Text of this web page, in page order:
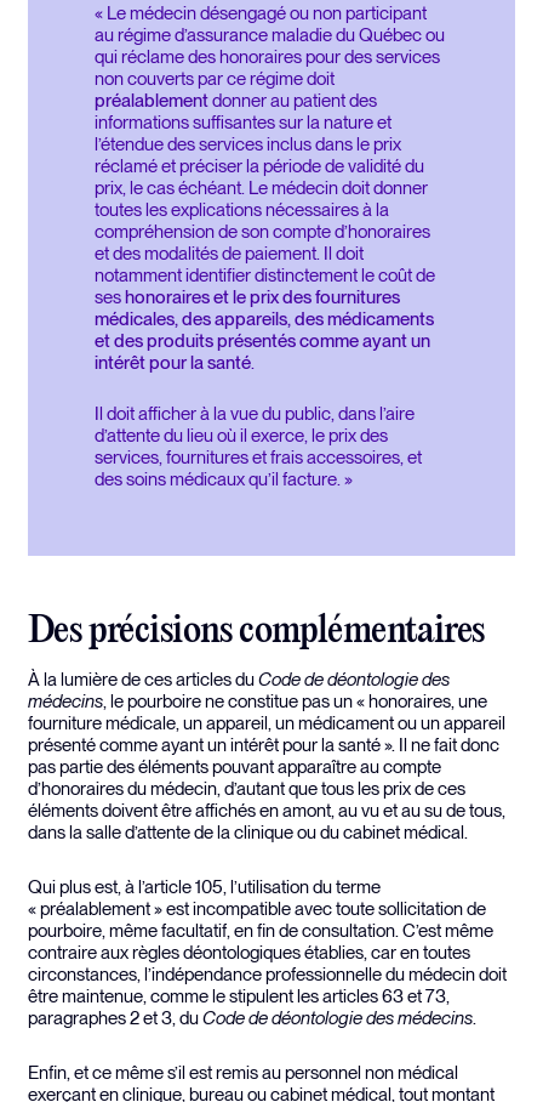
« Le médecin désengagé ou non participant
au régime d’assurance maladie du Québec ou
qui réclame des honoraires pour des services
non couverts par ce régime doit
préalablementdonner au patient des
informations suffisantes sur la nature et
l’étendue des services inclus dans le prix
réclamé et préciser la période de validité du
prix, le cas échéant. Le médecin doit donner
toutes les explications nécessaires à la
compréhension de son compte d’honoraires
et des modalités de paiement. Il doit
notamment identifier distinctement le coût de
seshonoraires et le prix des fournitures
médicales, des appareils, des médicaments
et des produits présentés comme ayant un
intérêt pour la santé.
Il doit afficher à la vue du public, dans l’aire
d’attente du lieu où il exerce, le prix des
services, fournitures et frais accessoires, et
des soins médicaux qu’il facture. »
Des précisions complémentaires
À la lumière de ces articles duCode de déontologie des
médecins, le pourboire ne constitue pas un « honoraires, une
fourniture médicale, un appareil, un médicament ou un appareil
présenté comme ayant un intérêt pour la santé ». Il ne fait donc
pas partie des éléments pouvant apparaître au compte
d’honoraires du médecin, d’autant que tous les prix de ces
éléments doivent être affichés en amont, au vu et au su de tous,
dans la salle d’attente de la clinique ou du cabinet médical.
Qui plus est, à l’article 105, l’utilisation du terme
« préalablement » est incompatible avec toute sollicitation de
pourboire, même facultatif, en fin de consultation. C’est même
contraire aux règles déontologiques établies, car en toutes
circonstances, l’indépendance professionnelle du médecin doit
être maintenue, comme le stipulent les articles 63 et 73,
paragraphes 2 et 3, duCode de déontologie des médecins.
Enfin, et ce même s’il est remis au personnel non médical
exerçant en clinique, bureau ou cabinet médical, tout montant